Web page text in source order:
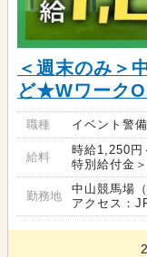
＜週末のみ＞
ど★Wワーク
職種 イベント警備
給料
時給1,250円
特別給付金
勤務地
中山競馬場
アクセス：